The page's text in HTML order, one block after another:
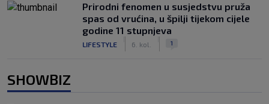
Prirodni fenomen u susjedstvu pruža
spas od vrućina, u špilji tijekom cijele
godine 11 stupnjeva
LIFESTYLE 6. kol. 1
SHOWBIZ